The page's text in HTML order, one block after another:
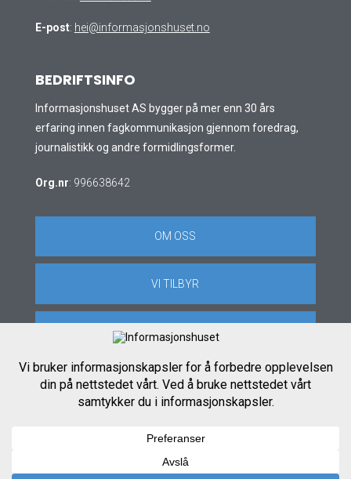
E-post: hei@informasjonshuset.no
BEDRIFTSINFO
Informasjonshuset AS bygger på mer enn 30 års
erfaring innen fagkommunikasjon gjennom foredrag,
journalistikk og andre formidlingsformer.
Org.nr: 996638642
OM OSS
VI TILBYR
KONTAKT OSS